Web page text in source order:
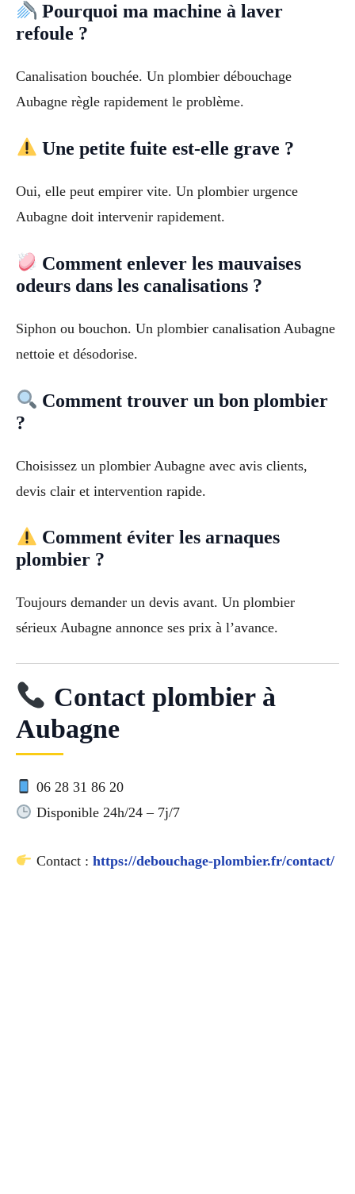
Pourquoi ma machine à laver
refoule ?
Canalisation bouchée. Un plombier débouchage
Aubagne règle rapidement le problème.
Une petite fuite est-elle grave ?
Oui, elle peut empirer vite. Un plombier urgence
Aubagne doit intervenir rapidement.
Comment enlever les mauvaises
odeurs dans les canalisations ?
Siphon ou bouchon. Un plombier canalisation Aubagne
nettoie et désodorise.
Comment trouver un bon plombier
?
Choisissez un plombier Aubagne avec avis clients,
devis clair et intervention rapide.
Comment éviter les arnaques
plombier ?
Toujours demander un devis avant. Un plombier
sérieux Aubagne annonce ses prix à l’avance.
Contact plombier à
Aubagne
06 28 31 86 20
Disponible 24h/24 – 7j/7
Contact : https://debouchage-plombier.fr/contact/